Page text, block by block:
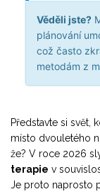
Věděli jste?
plánování
což často
metodám z
Představte si svět,
místo dvouletého
že? V roce 2026
terapie v
Je proto naprosto